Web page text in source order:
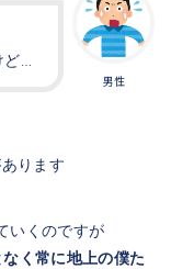
男性
ど…
ります
いくのですが
く常に地上の僕た